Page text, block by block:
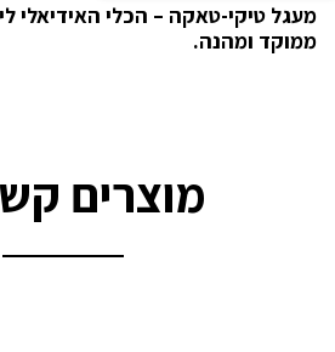
מעגל טיקי-טאקה – הכלי האידיאלי
ממוקד ומהנה.
מוצרים